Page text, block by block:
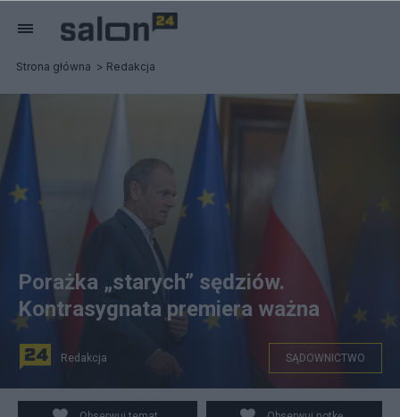
Strona główna Redakcja
Donald Tusk. Fot. PAP/Marcin Obara
Porażka „starych” sędziów.
Kontrasygnata premiera ważna
Redakcja SĄDOWNICTWO